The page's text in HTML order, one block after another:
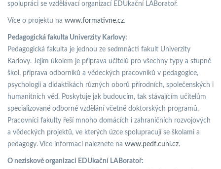
spolupráci se vzdělávací organizací EDUkační LABoratoř.
Více o projektu na www.formativne.cz.
Pedagogická fakulta Univerzity Karlovy:
Pedagogická fakulta je jednou ze sedmnácti fakult Univerzity
Karlovy. Jejím úkolem je příprava učitelů pro všechny typy a stupně
škol, příprava odborníků a vědeckých pracovníků v pedagogice,
psychologii a didaktikách různých oborů přírodních, společenských i
humanitních věd. Poskytuje jak budoucím, tak stávajícím učitelům
specializované odborné vzdělání včetně doktorských programů.
Pracovníci fakulty řeší mnoho domácích i zahraničních rozvojových
a vědeckých projektů, ve kterých úzce spolupracují se školami a
pedagogy. Více informací naleznete na www.pedf.cuni.cz.
O neziskové organizaci EDUkační LABoratoř: